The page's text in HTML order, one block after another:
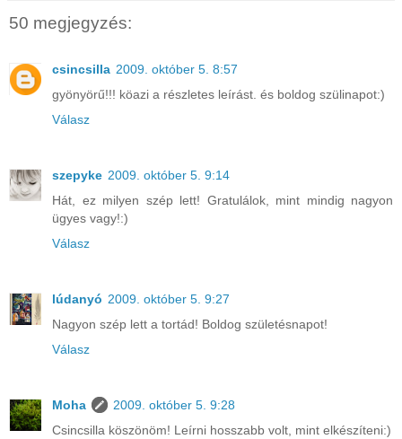
50 megjegyzés:
csincsilla 2009. október 5. 8:57
gyönyörű!!! köazi a részletes leírást. és boldog szülinapot:)
Válasz
szepyke 2009. október 5. 9:14
Hát, ez milyen szép lett! Gratulálok, mint mindig nagyon
ügyes vagy!:)
Válasz
lúdanyó 2009. október 5. 9:27
Nagyon szép lett a tortád! Boldog születésnapot!
Válasz
Moha
2009. október 5. 9:28
Csincsilla köszönöm! Leírni hosszabb volt, mint elkészíteni:)